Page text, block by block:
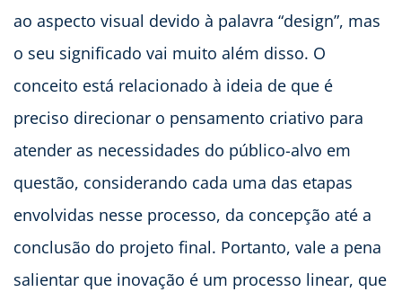
ao aspecto visual devido à palavra “design”, mas
o seu significado vai muito além disso. O
conceito está relacionado à ideia de que é
preciso direcionar o pensamento criativo para
atender as necessidades do público-alvo em
questão, considerando cada uma das etapas
envolvidas nesse processo, da concepção até a
conclusão do projeto final. Portanto, vale a pena
salientar que inovação é um processo linear, que